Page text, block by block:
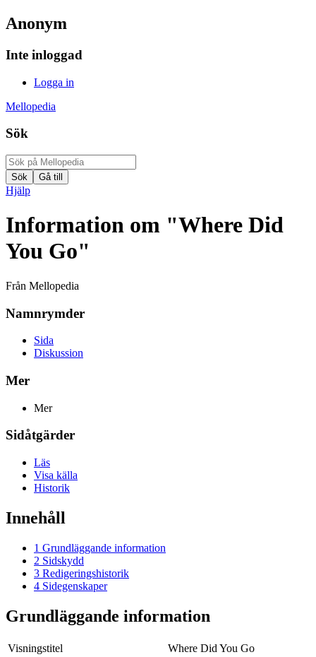
Anonym
Inte inloggad
Logga in
Mellopedia
Sök
Hjälp
Information om "Where Did
You Go"
Från Mellopedia
Namnrymder
Sida
Diskussion
Mer
Mer
Sidåtgärder
Läs
Visa källa
Historik
Innehåll
1 Grundläggande information
2 Sidskydd
3 Redigeringshistorik
4 Sidegenskaper
Grundläggande information
Visningstitel
Where Did You Go